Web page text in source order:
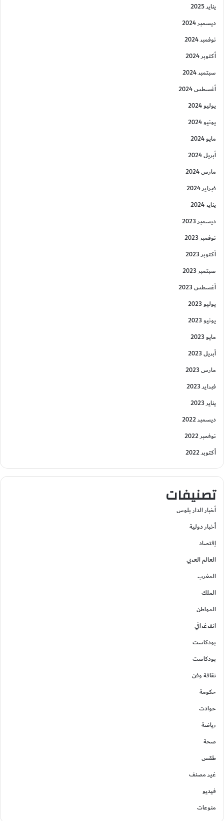
يناير 2025
ديسمبر 2024
نوفمبر 2024
أكتوبر 2024
سبتمبر 2024
أغسطس 2024
يوليو 2024
يونيو 2024
مايو 2024
أبريل 2024
مارس 2024
فبراير 2024
يناير 2024
ديسمبر 2023
نوفمبر 2023
أكتوبر 2023
سبتمبر 2023
أغسطس 2023
يوليو 2023
يونيو 2023
مايو 2023
أبريل 2023
مارس 2023
فبراير 2023
يناير 2023
ديسمبر 2022
نوفمبر 2022
أكتوبر 2022
تصنيفات
أخبار الدار بلوس
أخبار دولية
إقتصاد
العالم العربي
المغرب
الملك
المواطن
انفرغرافي
بودكاست
بودكاست
ثقافة وفن
حكومة
حوادت
رياضة
صحة
طقس
غير مصنف
فيديو
منوعات